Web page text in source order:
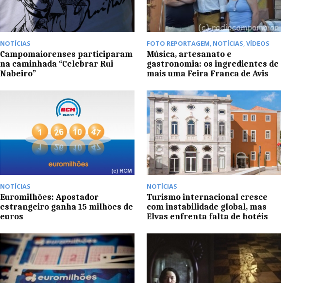
NOTÍCIAS
Campomaiorenses participaram
na caminhada “Celebrar Rui
Nabeiro”
FOTO REPORTAGEM, NOTÍCIAS,VÍDEOS
Música, artesanato e
gastronomia: os ingredientes de
mais uma Feira Franca de Avis
NOTÍCIAS
Euromilhões: Apostador
estrangeiro ganha 15 milhões de
euros
NOTÍCIAS
Turismo internacional cresce
com instabilidade global, mas
Elvas enfrenta falta de hotéis